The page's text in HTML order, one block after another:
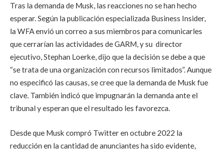
Tras la demanda de Musk, las reacciones no se han hecho
esperar. Según la publicación especializada Business Insider,
la WFA envió un correo a sus miembros para comunicarles
que cerrarían las actividades de GARM, y su director
ejecutivo, Stephan Loerke, dijo que la decisión se debe a que
“se trata de una organización con recursos limitados”. Aunque
no especificó las causas, se cree que la demanda de Musk fue
clave. También indicó que impugnarán la demanda ante el
tribunal y esperan que el resultado les favorezca.
Desde que Musk compró Twitter en octubre 2022 la
reducción en la cantidad de anunciantes ha sido evidente,